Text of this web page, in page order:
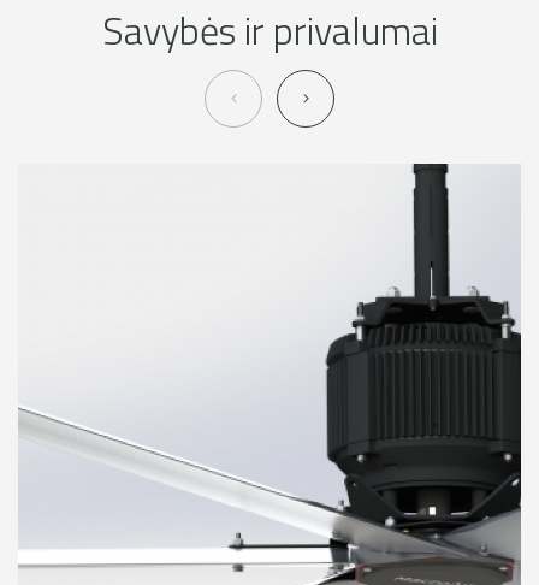
Savybės ir privalumai